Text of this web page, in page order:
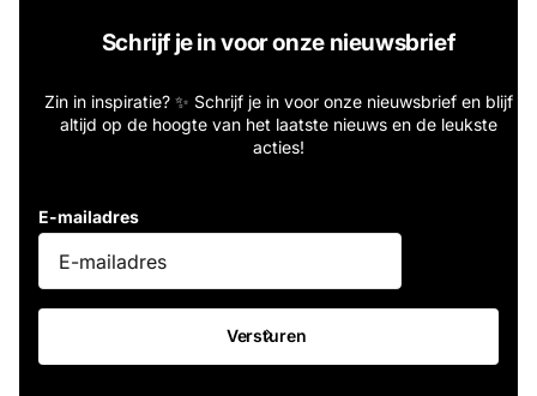
Schrijf je in voor onze nieuwsbrief
Zin in inspiratie? ✨ Schrijf je in voor onze nieuwsbrief en blijf
altijd op de hoogte van het laatste nieuws en de leukste
acties!
E-mailadres
Versturen